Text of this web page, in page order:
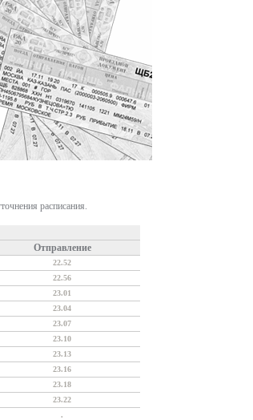
расписания.
Отправление
22.52
22.56
23.01
23.04
23.07
23.10
23.13
23.16
23.18
23.22
.